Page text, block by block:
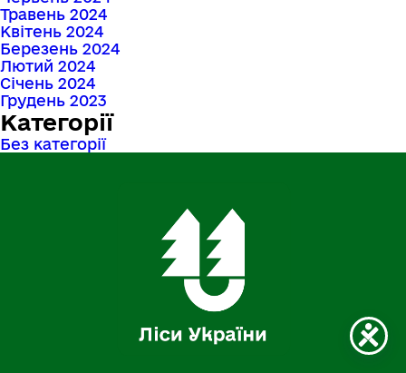
Травень 2024
Квітень 2024
Березень 2024
Лютий 2024
Січень 2024
Грудень 2023
Категорії
Без категорії